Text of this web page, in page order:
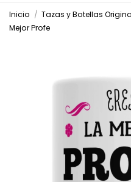
Inicio Tazas y Botellas
Mejor Profe